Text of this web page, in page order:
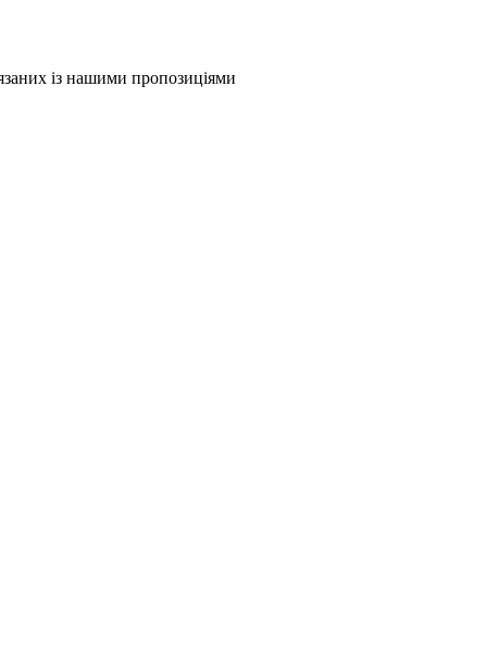
із нашими пропозиціями